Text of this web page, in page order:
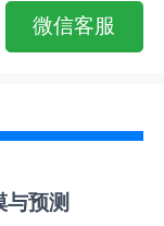
微信客服
预测